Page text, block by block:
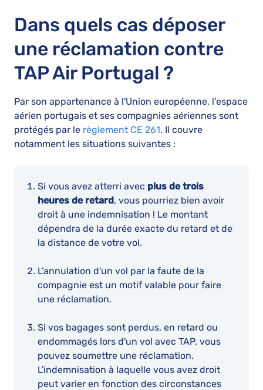
Dans quels cas déposer
une réclamation contre
TAP Air Portugal ?
Par son appartenance à l'Union européenne, l'espace
aérien portugais et ses compagnies aériennes sont
protégés par le règlement CE 261. Il couvre
notamment les situations suivantes :
Si vous avez atterri avec plus de trois
heures de retard, vous pourriez bien avoir
droit à une indemnisation ! Le montant
dépendra de la durée exacte du retard et de
la distance de votre vol.
L’annulation d'un vol par la faute de la
compagnie est un motif valable pour faire
une réclamation.
Si vos bagages sont perdus, en retard ou
endommagés lors d'un vol avec TAP, vous
pouvez soumettre une réclamation.
L'indemnisation à laquelle vous avez droit
peut varier en fonction des circonstances